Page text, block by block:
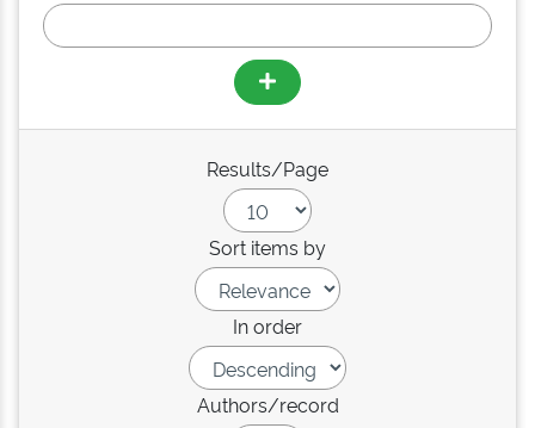
Results/Page
Sort items by
In order
Authors/record